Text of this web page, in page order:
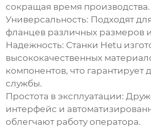
сокращая время производства.
Универсальность: Подходят
фланцев различных размеров
Надежность: Станки Hetu
высококачественных
компонентов, что гарантирует
службы.
Простота в эксплуатации:
интерфейс и
облегчают работу оператора.